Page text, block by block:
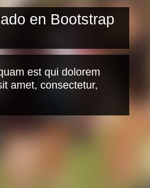
en Bootstrap
est qui dolorem
amet, consectetur,